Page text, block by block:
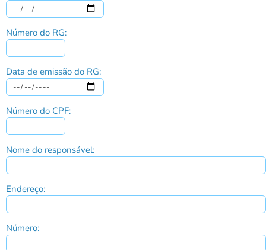
Número do RG:
Data de emissão do RG:
Número do CPF:
Nome do responsável:
Endereço:
Número: